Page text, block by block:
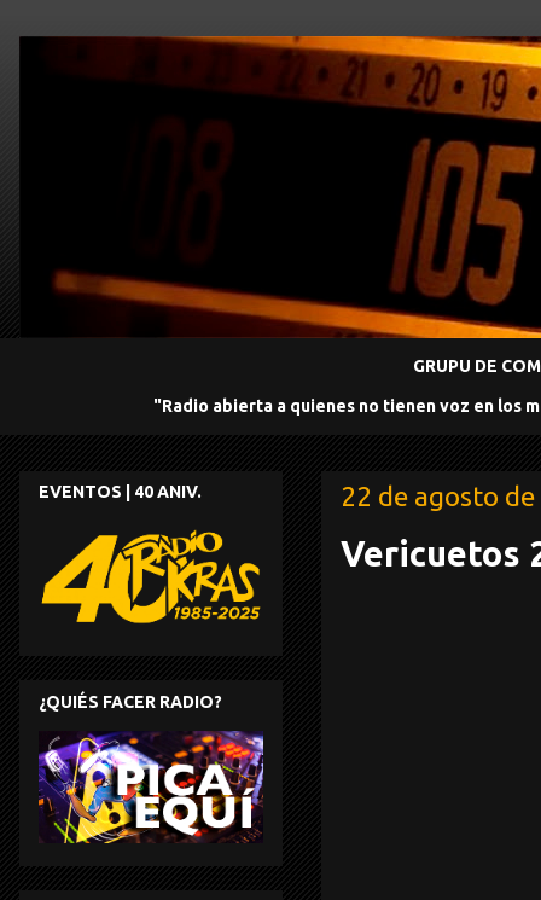
GRUPU DE
"Radio abierta a quienes no tienen voz en los
22 de agosto
Vericuetos
EVENTOS | 40 ANIV.
¿QUIÉS FACER RADIO?